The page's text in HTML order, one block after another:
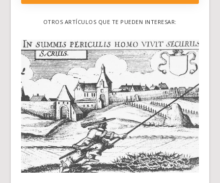
OTROS ARTÍCULOS QUE TE PUEDEN INTERESAR: